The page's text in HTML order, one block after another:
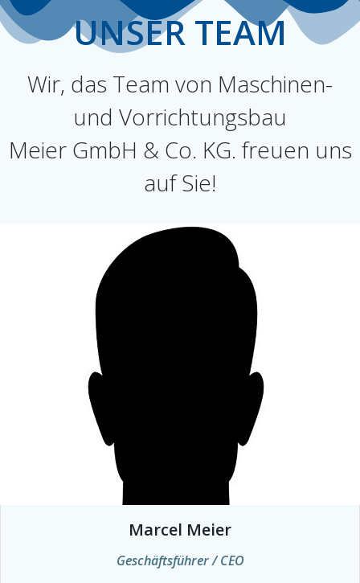
UNSER TEAM
Wir, das Team von Maschinen-
und Vorrichtungsbau
Meier GmbH & Co. KG. freuen uns
auf Sie!
Marcel Meier
Geschäftsführer / CEO